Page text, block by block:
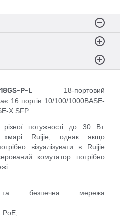
P-L — 18-портовий
16 портів 10/100/1000BASE-
X SFP.
різної потужності до 30 Вт.
Ruijie, однак якщо
візуалізувати в Ruijie
комутатор потрібно
та безпечна мережа
PoE;